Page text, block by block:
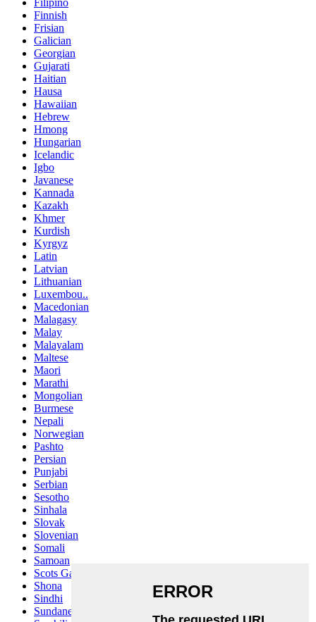
Filipino
Finnish
Frisian
Galician
Georgian
Gujarati
Haitian
Hausa
Hawaiian
Hebrew
Hmong
Hungarian
Icelandic
Igbo
Javanese
Kannada
Kazakh
Khmer
Kurdish
Kyrgyz
Latin
Latvian
Lithuanian
Luxembou..
Macedonian
Malagasy
Malay
Malayalam
Maltese
Maori
Marathi
Mongolian
Burmese
Nepali
Norwegian
Pashto
Persian
Punjabi
Serbian
Sesotho
Sinhala
Slovak
Slovenian
Somali
Samoan
Scots Gaelic
Shona
Sindhi
Sundanese